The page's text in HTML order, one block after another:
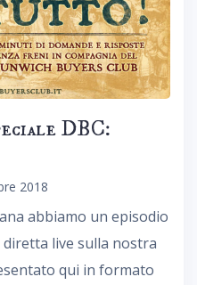
DBC:
2018
abbiamo un episodio
live sulla nostra
qui in formato